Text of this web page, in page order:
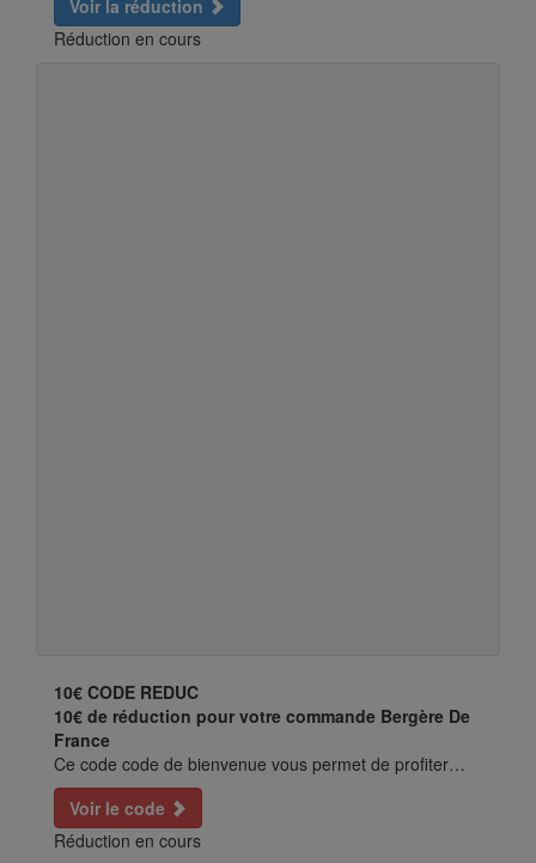
Voir la réduction
Réduction en cours
10€ CODE REDUC
10€ de réduction pour votre commande Bergère De
France
Ce code code de bienvenue vous permet de profiter…
Voir le code
Réduction en cours